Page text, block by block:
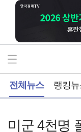
전체뉴스 랭킹
미군 4천명